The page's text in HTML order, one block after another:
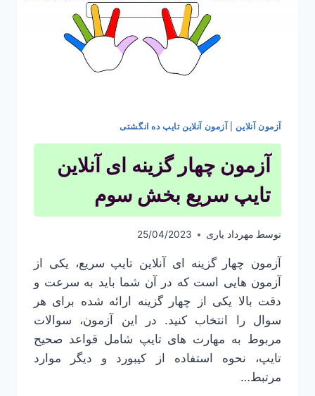
آزمون آنلاین| آزمون آنلاین تایپ ده انگشتی
آزمون چهار گزینه ای آنلاین
تایپ سریع بخش سوم
توسط مهرداد یاری 25/04/2023
آزمون چهار گزینه ای آنلاین تایپ سریع، یکی از
آزمون هایی است که در آن شما باید به سرعت و
دقت بالا یکی از چهار گزینه ارائه شده برای هر
سوال را انتخاب کنید. در این آزمون، سوالات
مربوط به مهارت های تایپ شامل قواعد صحیح
تایپ، نحوه استفاده از کیبورد و دیگر موارد
مرتبط…